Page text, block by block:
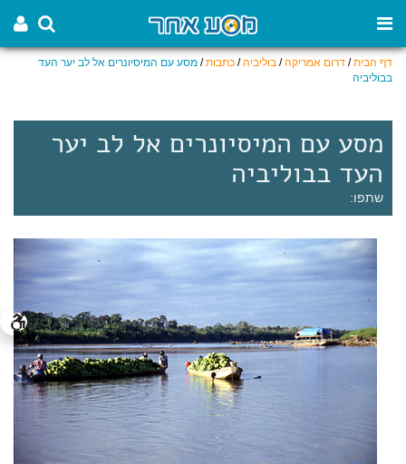
דף הבית/ דרום אמריקה/ בוליביה/ כתבות/ מסע עם המיסיונרים אל לב יער העד
בבוליביה
מסע עם המיסיונרים אל לב יער
העד בבוליביה
שתפו: